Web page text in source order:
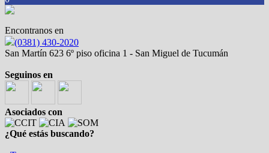
Encontranos en
(0381) 430-2020
San Martín 623 6º piso oficina 1 - San Miguel de Tucumán
Seguinos en
Asociados con
¿Qué estás buscando?